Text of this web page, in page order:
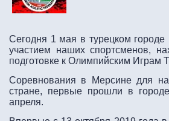
Сегодня 1 мая в турецком
участием наших спортсменов,
подготовке к Олимпийским Играм
Соревнования в Мерсине для
стране, первые прошли в
апреля.